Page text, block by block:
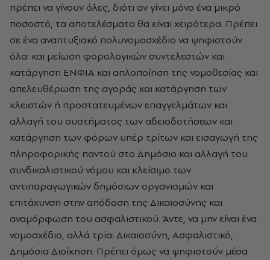
πρέπει να γίνουν όλες, διότι αν γίνει μόνο ένα μικρό
ποσοστό, τα αποτελέσματα θα είναι χειρότερα. Πρέπει
σε ένα αναπτυξιακό πολυνομοσχέδιο να ψηφιστούν
όλα: και μείωση φορολογικών συντελεστών και
κατάργηση ΕΝΦΙΑ και απλοποίηση της νομοθεσίας και
απελευθέρωση της αγοράς και κατάργηση των
κλειστών ή προστατευμένων επαγγελμάτων και
αλλαγή του συστήματος των αδειοδοτήσεων και
κατάργηση των φόρων υπέρ τρίτων και εισαγωγή της
πληροφορικής παντού στο Δημόσιο και αλλαγή του
συνδικαλιστικού νόμου και κλείσιμο των
αντιπαραγωγικών δημόσιων οργανισμών και
επιτάχυνση στην απόδοση της Δικαιοσύνης και
αναμόρφωση του ασφαλιστικού. Άντε, να μην είναι ένα
νομοσχέδιο, αλλά τρία: Δικαιοσύνη, Ασφαλιστικό,
Δημόσια Διοίκηση. Πρέπει όμως να ψηφιστούν μέσα